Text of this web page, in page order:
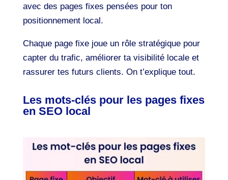
avec des pages fixes pensées pour ton
positionnement local.
Chaque page fixe joue un rôle stratégique pour
capter du trafic, améliorer ta visibilité locale et
rassurer tes futurs clients. On t’explique tout.
Les mots-clés pour les pages fixes
en SEO local